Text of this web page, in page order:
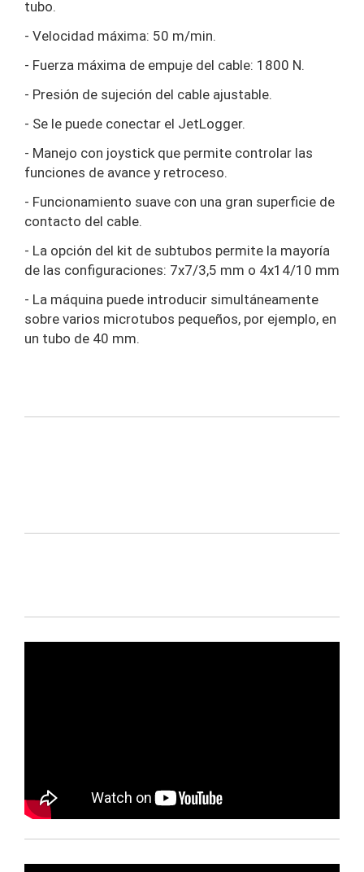
tubo.
- Velocidad máxima: 50 m/min.
- Fuerza máxima de empuje del cable: 1800 N.
- Presión de sujeción del cable ajustable.
- Se le puede conectar el JetLogger.
- Manejo con joystick que permite controlar las
funciones de avance y retroceso.
- Funcionamiento suave con una gran superficie de
contacto del cable.
- La opción del kit de subtubos permite la mayoría
de las configuraciones: 7x7/3,5 mm o 4x14/10 mm
- La máquina puede introducir simultáneamente
sobre varios microtubos pequeños, por ejemplo, en
un tubo de 40 mm.